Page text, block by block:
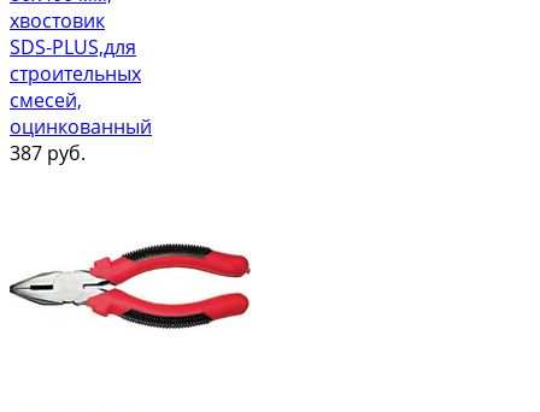
хвостовик
SDS-PLUS,для
строительных
смесей,
оцинкованный
387 руб.